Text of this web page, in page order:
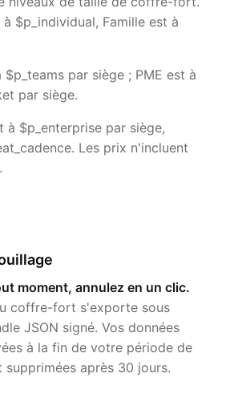
$p_individual, Famille est à
$p_teams par siège ; PME est à
par siège.
à $p_enterprise par siège,
Les prix n'incluent
moment, annulez en un clic.
coffre-fort s'exporte sous
JSON signé. Vos données
à la fin de votre période de
après 30 jours.